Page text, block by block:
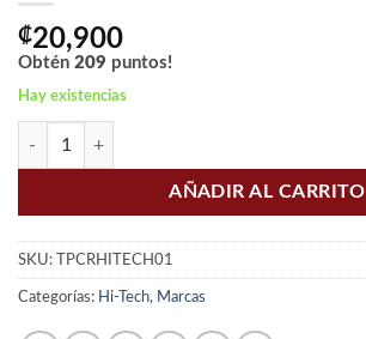
₡20,900
Obtén 209 puntos!
Hay existencias
HI-TECH NAC 600MG cantidad
AÑADIR AL CARRITO
SKU: TPCRHITECH01
Categorías: Hi-Tech, Marcas